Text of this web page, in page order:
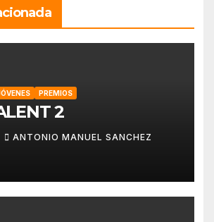
PREMIOS
2
ANTONIO MANUEL SANCHEZ